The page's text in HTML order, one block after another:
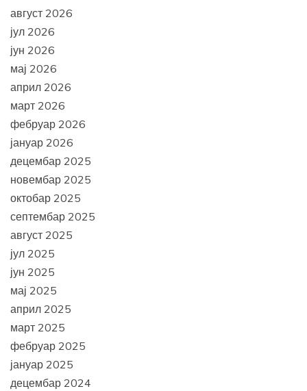
август 2026
јул 2026
јун 2026
мај 2026
април 2026
март 2026
фебруар 2026
јануар 2026
децембар 2025
новембар 2025
октобар 2025
септембар 2025
август 2025
јул 2025
јун 2025
мај 2025
април 2025
март 2025
фебруар 2025
јануар 2025
децембар 2024